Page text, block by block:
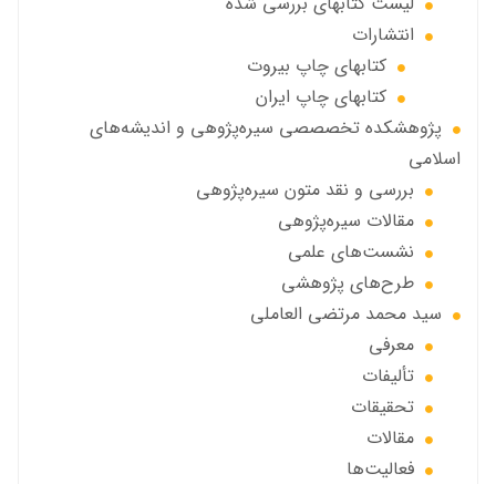
انتشارات
كتابهاي چاپ بيروت
كتابهاي چاپ ايران
پژوهشكده تخصصصى سیره‌پژوهی و اندیشه‌های
اسلامی
بررسی و نقد متون سیره‌پژوهی
مقالات سيره‌پژوهى
نشست‌های علمی
طرح‌های پژوهشی
سید محمد مرتضی العاملی
معرفی
تألیفات
تحقیقات
مقالات
فعالیت‌ها